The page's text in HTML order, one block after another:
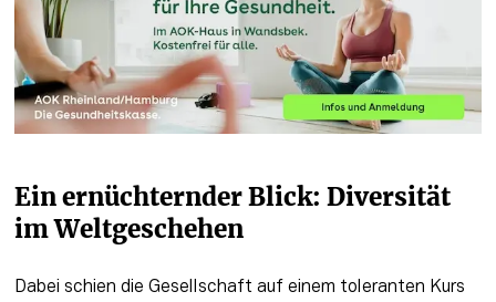
Ein ernüchternder Blick: Diversität
im Weltgeschehen
Dabei schien die Gesellschaft auf einem toleranten Kurs